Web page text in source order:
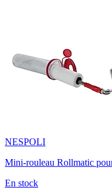
NESPOLI
Mini-rouleau Rollmatic
En stock